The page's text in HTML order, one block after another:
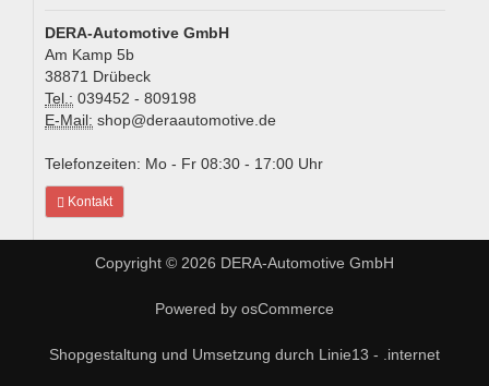
DERA-Automotive GmbH
Am Kamp 5b
38871 Drübeck
Tel.: 039452 - 809198
E-Mail: shop@deraautomotive.de
Telefonzeiten: Mo - Fr 08:30 - 17:00 Uhr
Kontakt
Copyright © 2026 DERA-Automotive GmbH
Powered by osCommerce
Shopgestaltung und Umsetzung durch Linie13 - .internet